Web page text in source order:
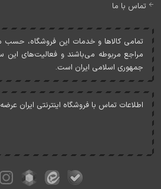
تماس با ما
تمامی کالاها و خدمات اين فروشگاه، حسب
مراجع مربوطه می‌باشند و فعاليت‌های اين
جمهوری اسلامی ايران است.
اطلاعات تماس با فروشگاه اینترنتی ایران